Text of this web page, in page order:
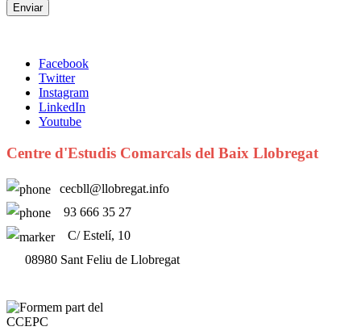
Facebook
Twitter
Instagram
LinkedIn
Youtube
Centre d'Estudis Comarcals del Baix Llobregat
cecbll@llobregat.info
93 666 35 27
C/ Estelí, 10
08980 Sant Feliu de Llobregat